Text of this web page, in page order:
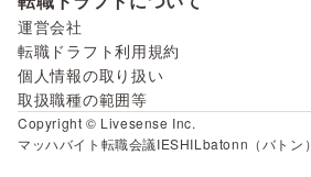
運営会社
転職ドラフト利用規約
個人情報の取り扱い
取扱職種の範囲等
Copyright © Livesense Inc.
マッハバイト 転職会議IESHIL batonn（バトン）